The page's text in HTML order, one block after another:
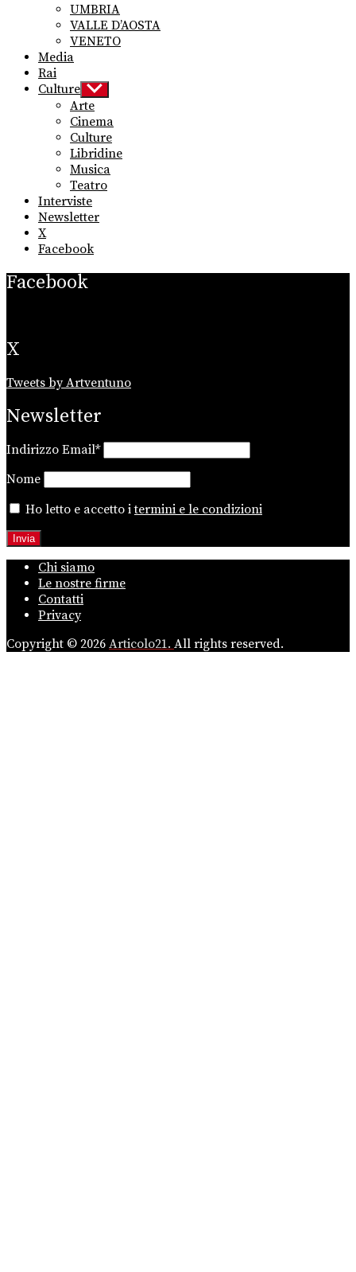
UMBRIA
VALLE D’AOSTA
VENETO
Media
Rai
Culture Show
sub
menu
Arte
Cinema
Culture
Libridine
Musica
Teatro
Interviste
Newsletter
X
Facebook
Facebook
X
Tweets by Artventuno
Newsletter
Indirizzo Email*
Nome
Ho letto e accetto itermini e le condizioni
Chi siamo
Le nostre firme
Contatti
Privacy
Copyright © 2026 Articolo21. All rights reserved.